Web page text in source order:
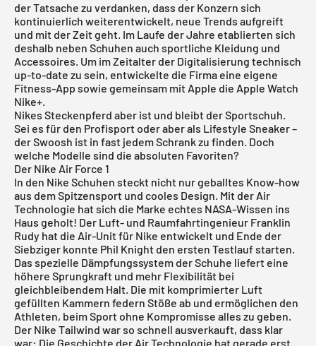
der Tatsache zu verdanken, dass der Konzern sich
kontinuierlich weiterentwickelt, neue Trends aufgreift
und mit der Zeit geht. Im Laufe der Jahre etablierten sich
deshalb neben Schuhen auch sportliche Kleidung und
Accessoires. Um im Zeitalter der Digitalisierung technisch
up-to-date zu sein, entwickelte die Firma eine eigene
Fitness-App sowie gemeinsam mit Apple die Apple Watch
Nike+.
Nikes Steckenpferd aber ist und bleibt der Sportschuh.
Sei es für den Profisport oder aber als Lifestyle Sneaker –
der Swoosh ist in fast jedem Schrank zu finden. Doch
welche Modelle sind die absoluten Favoriten?
Der Nike Air Force 1
In den Nike Schuhen steckt nicht nur geballtes Know-how
aus dem Spitzensport und cooles Design. Mit der Air
Technologie hat sich die Marke echtes NASA-Wissen ins
Haus geholt! Der Luft- und Raumfahrtingenieur Franklin
Rudy hat die Air-Unit für Nike entwickelt und Ende der
Siebziger konnte Phil Knight den ersten Testlauf starten.
Das spezielle Dämpfungssystem der Schuhe liefert eine
höhere Sprungkraft und mehr Flexibilität bei
gleichbleibendem Halt. Die mit komprimierter Luft
gefüllten Kammern federn Stöße ab und ermöglichen den
Athleten, beim Sport ohne Kompromisse alles zu geben.
Der Nike Tailwind war so schnell ausverkauft, dass klar
war: Die Geschichte der Air Technologie hat gerade erst